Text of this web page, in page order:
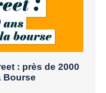
: près de 2000
Bourse